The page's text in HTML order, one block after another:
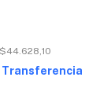
$44.628,10
Transferencia